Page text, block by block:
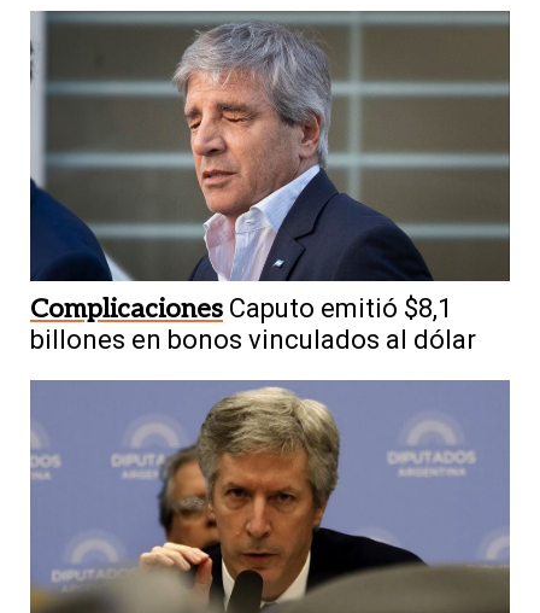
Complicaciones Caputo emitió $8,1
billones en bonos vinculados al dólar